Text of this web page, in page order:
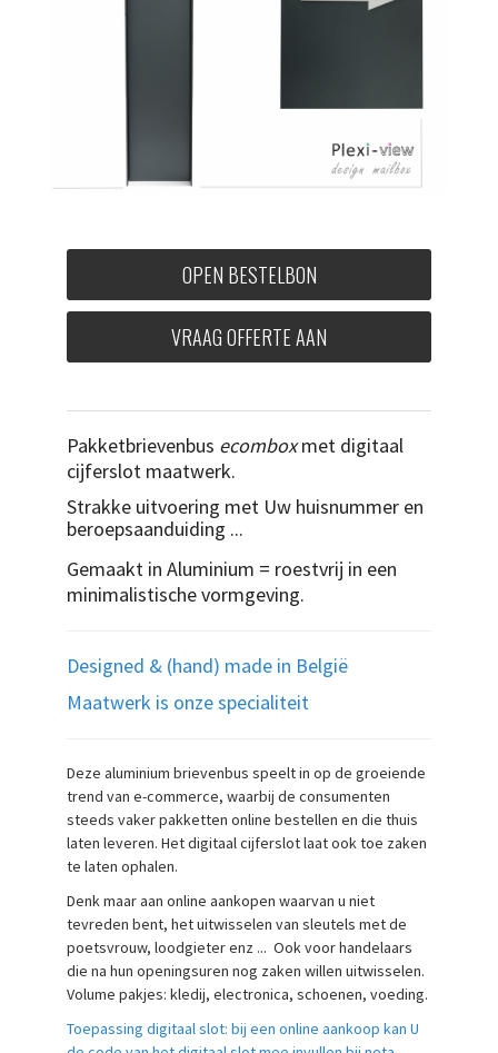
OPEN BESTELBON
VRAAG OFFERTE AAN
Pakketbrievenbus ecomboxmet digitaal
cijferslot maatwerk.
Strakke uitvoering met Uw huisnummer en
beroepsaanduiding ...
Gemaakt in Aluminium = roestvrij in een
minimalistische vormgeving.
Designed & (hand) made in België
Maatwerk is onze specialiteit
Deze aluminium brievenbus speelt in op de groeiende
trend van e-commerce, waarbij de consumenten
steeds vaker pakketten online bestellen en die thuis
laten leveren. Het digitaal cijferslot laat ook toe zaken
te laten ophalen.
Denk maar aan online aankopen waarvan u niet
tevreden bent, het uitwisselen van sleutels met de
poetsvrouw, loodgieter enz ... Ook voor handelaars
die na hun openingsuren nog zaken willen uitwisselen.
Volume pakjes: kledij, electronica, schoenen, voeding.
Toepassing digitaal slot: bij een online aankoop kan U